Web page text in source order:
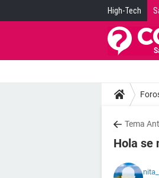
High-Tech
Tema
Hola se